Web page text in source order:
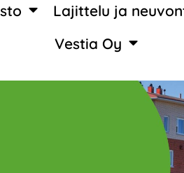
Lajittelu ja
Vestia Oy